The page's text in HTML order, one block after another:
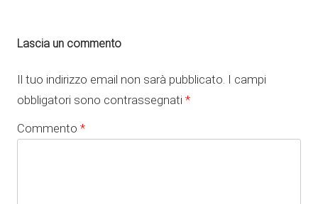
Lascia un commento
Il tuo indirizzo email non sarà pubblicato. I campi
obbligatori sono contrassegnati *
Commento *